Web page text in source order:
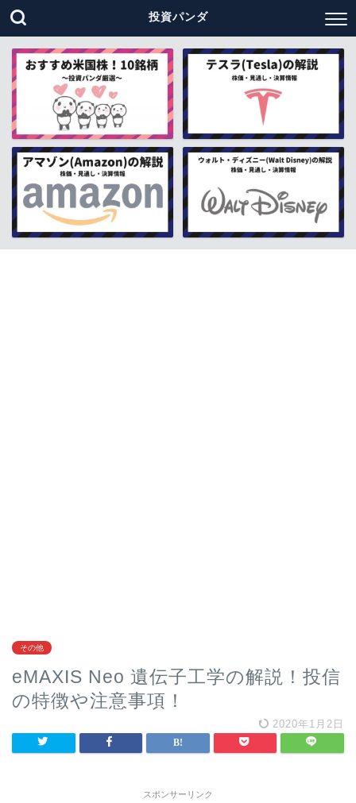
投資パンダ
その他
eMAXIS Neo 遺伝子工学の解説！投信
の特徴や注意事項！
2020年1月2日
スポンサーリンク